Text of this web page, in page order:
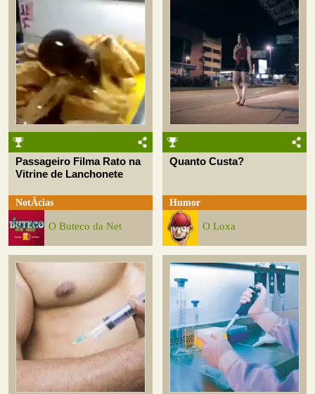
Passageiro Filma Rato na
Vitrine de Lanchonete
NotÃ­cias
O Buteco da Net
Quanto Custa?
Humor
O Loxa